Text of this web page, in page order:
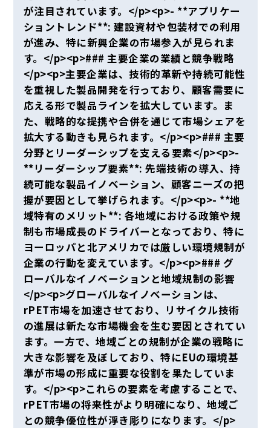
が注目されています。</p><p>- **アプリケー
ショントレンド**: 建設資材や包装材での利用
が進み、特に新興企業の市場参入が見られま
す。</p><p>### 主要企業の業績と競争戦略
</p><p>主要企業は、技術的革新や持続可能性
を重視した製品開発を行っており、顧客需要に
応える形で製品ラインを拡大しています。ま
た、戦略的な提携や合併を通じて市場シェアを
拡大する動きも見られます。</p><p>### 主要
分野とリーダーシップを支える要素</p><p>-
**リーダーシップ要素**: 先端技術の導入、持
続可能な製品イノベーション、顧客ニーズの把
握が要因として挙げられます。</p><p>- **地
域特有のメリット**: 各地域における政策や規
制も市場成長のドライバーとなっており、特に
ヨーロッパと北アメリカでは厳しい環境規制が
企業の行動を変えています。</p><p>### グ
ローバルなイノベーションと地域規制の影響
</p><p>グローバルなイノベーションは、
rPET市場を加速させており、リサイクル技術
の進展は新たな市場機会を生む要因とされてい
ます。一方で、地域ごとの規制が企業の戦略に
大きな影響を及ぼしており、特にEUの環境基
準が市場の形成に重要な役割を果たしていま
す。</p><p>これらの要素を考慮することで、
rPET市場の将来性がより明確になり、地域ご
との競争優位性が浮き彫りになります。</p>